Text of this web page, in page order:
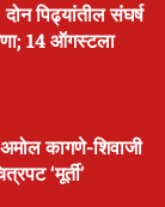
पिढ्यांतील संघर्ष
14 ऑगस्टला
अमोल कागणे-शिवाजी
‘मूर्ती’